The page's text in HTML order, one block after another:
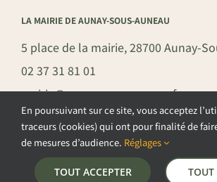
LA MAIRIE DE AUNAY-SOUS-AUNEAU
5 place de la mairie, 28700 Aunay-
02 37 31 81 01
mairie@aunay-sous-auneau.fr
©COPYRIGHT 2026 – COMMUNE DE AUNAY-
POLITIQUE DE CONFIDENTIALITÉ
En poursuivant sur ce site, vous acceptez
traceurs (cookies) qui ont pour finalité de
de mesures d’audience. Réglages
TOUT ACCEPTER TOUT